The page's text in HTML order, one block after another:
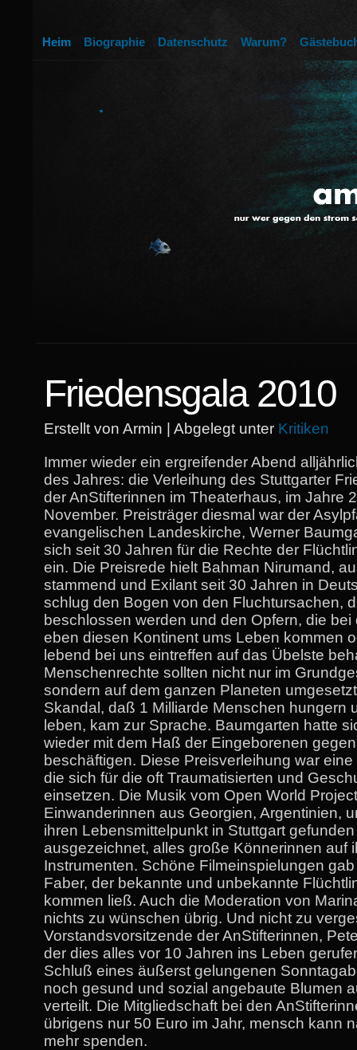
Heim Biographie Datenschutz Warum?
Friedensgala 2010
Erstellt von Armin | Abgelegt unter Kritiken
Immer wieder ein ergreifender Abend
des Jahres: die Verleihung des Stuttgarter
der AnStifterinnen im Theaterhaus, im Jahre
November. Preisträger diesmal war der
evangelischen Landeskirche, Werner
sich seit 30 Jahren für die Rechte der
ein. Die Preisrede hielt Bahman Nirumand,
stammend und Exilant seit 30 Jahren in
schlug den Bogen von den Fluchtursachen,
beschlossen werden und den Opfern, die bei
eben diesen Kontinent ums Leben kommen
lebend bei uns eintreffen auf das Übelste
Menschenrechte sollten nicht nur im
sondern auf dem ganzen Planeten
Skandal, daß 1 Milliarde Menschen hungern
leben, kam zur Sprache. Baumgarten hatte
wieder mit dem Haß der Eingeborenen
beschäftigen. Diese Preisverleihung war
die sich für die oft Traumatisierten und
einsetzen. Die Musik vom Open World
Einwanderinnen aus Georgien, Argentinien,
ihren Lebensmittelpunkt in Stuttgart
ausgezeichnet, alles große Könnerinnen auf
Instrumenten. Schöne Filmeinspielungen
Faber, der bekannte und unbekannte
kommen ließ. Auch die Moderation von
nichts zu wünschen übrig. Und nicht zu
Vorstandsvorsitzende der AnStifterinnen,
der dies alles vor 10 Jahren ins Leben
Schluß eines äußerst gelungenen
noch gesund und sozial angebaute Blumen
verteilt. Die Mitgliedschaft bei den
übrigens nur 50 Euro im Jahr, mensch kann
mehr spenden.